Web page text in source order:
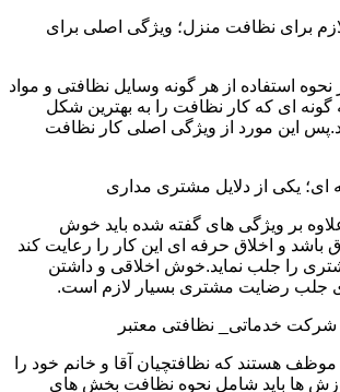
برای نظافت منزل؛ ویژگی اصلی برای
استفاده از هر گونه وسایل نظافتی و مواد
گونه ای که کار نظافت را به بهترین شکل
این مورد از ویژگی اصلی کار نظافت
یکی از دلایل مشتری مداری
بر ویژگی های گفته شده باید خوش
باشد و اخلاق حرفه ای این کار را رعایت کند
را جلب نماید.خوش اخلاقی و داشتن
جلب رضایت مشتری بسیار لازم است.
خدماتی_ نظافتی معتبر
هستند که نظافتچیان آقا و خانم خود را
ها باید شامل نحوه نظافت بخش های